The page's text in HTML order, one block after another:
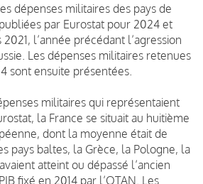
dépenses militaires des pays de
par Eurostat pour 2024 et
l’année précédant l’agression
Les dépenses militaires retenues
sont ensuite présentées.
militaires qui représentaient
la France se situait au huitième
dont la moyenne était de
pays baltes, la Grèce, la Pologne, la
atteint ou dépassé l’ancien
fixé en 2014 par l’OTAN. Les